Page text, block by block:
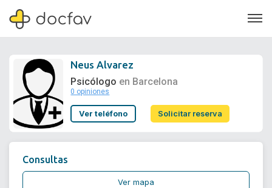
Soporte
Neus Alvarez
Psicólogo en Barcelona
0 opiniones
Ver teléfono Solicitar reserva
Consultas
Ver mapa